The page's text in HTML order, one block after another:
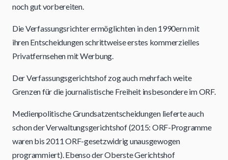
noch gut vorbereiten.
Die Verfassungsrichter ermöglichten in den 1990ern mit
ihren Entscheidungen schrittweise erstes kommerzielles
Privatfernsehen mit Werbung.
Der Verfassungsgerichtshof zog auch mehrfach weite
Grenzen für die journalistische Freiheit insbesondere im ORF.
Medienpolitische Grundsatzentscheidungen lieferte auch
schon der Verwaltungsgerichtshof (2015: ORF-Programme
waren bis 2011 ORF-gesetzwidrig unausgewogen
programmiert). Ebenso der Oberste Gerichtshof